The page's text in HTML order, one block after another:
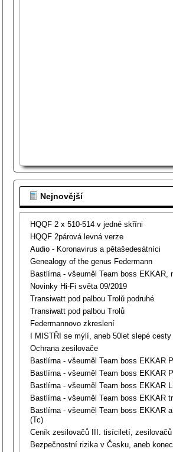
Nejnovější
HQQF 2 x 510-514 v jedné skříni
HQQF 2párová levná verze
Audio - Koronavirus a pětašedesátníci
Genealogy of the genus Federmann
Bastlírna - všeuměl Team boss EKKAR,
Novinky Hi-Fi světa 09/2019
Transiwatt pod palbou Trolů podruhé
Transiwatt pod palbou Trolů
Federmannovo zkreslení
I MISTŘI se mýlí, aneb 50let slepé
Ochrana zesilovače
Bastlírna - všeuměl Team boss EKKAR
Bastlírna - všeuměl Team boss EKKAR
Bastlírna - všeuměl Team boss EKKAR
Bastlírna - všeuměl Team boss EKKAR
Bastlírna - všeuměl Team boss EKKAR
(Tc)
Ceník zesilovačů III. tisíciletí, zesilovačů
Bezpečnostní rizika v Česku, aneb